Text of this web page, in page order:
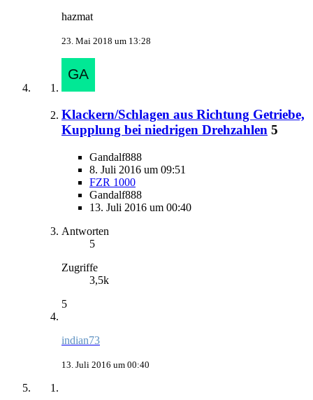
hazmat
23. Mai 2018 um 13:28
Klackern/Schlagen aus Richtung Getriebe,
Kupplung bei niedrigen Drehzahlen 5
Gandalf888
8. Juli 2016 um 09:51
FZR 1000
Gandalf888
13. Juli 2016 um 00:40
Antworten
5
Zugriffe
3,5k
5
indian73
13. Juli 2016 um 00:40